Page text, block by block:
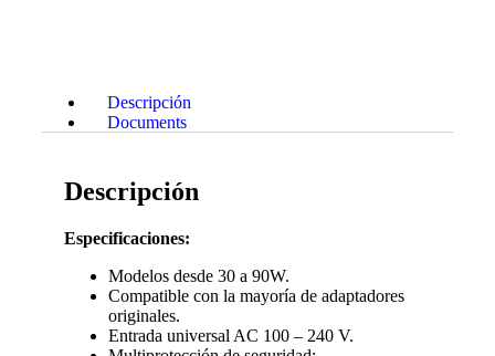
Descripción
Documents
Descripción
Especificaciones:
Modelos desde 30 a 90W.
Compatible con la mayoría de adaptadores
originales.
Entrada universal AC 100 – 240 V.